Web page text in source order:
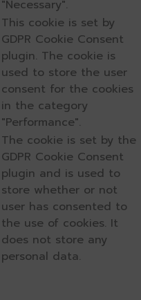
"Necessary".
This cookie is set by
GDPR Cookie Consent
plugin. The cookie is
used to store the user
consent for the cookies
in the category
"Performance".
The cookie is set by the
GDPR Cookie Consent
plugin and is used to
store whether or not
user has consented to
the use of cookies. It
does not store any
personal data.